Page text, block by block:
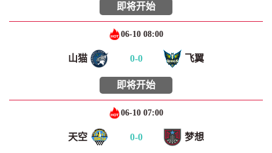
即将开始
06-10 08:00
山猫 0-0 飞翼
即将开始
06-10 07:00
天空 0-0 梦想